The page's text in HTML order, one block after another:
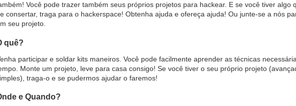
Você pode trazer também seus próprios projetos para hackear. E se você tiver algo
consertar, traga para o hackerspace! Obtenha ajuda e ofereça ajuda! Ou junte-se a nós
seu projeto.
quê?
participar e soldar kits maneiros. Você pode facilmente aprender as técnicas
Monte um projeto, leve para casa consigo! Se você tiver o seu próprio projeto
traga-o e se pudermos ajudar o faremos!
e Quando?